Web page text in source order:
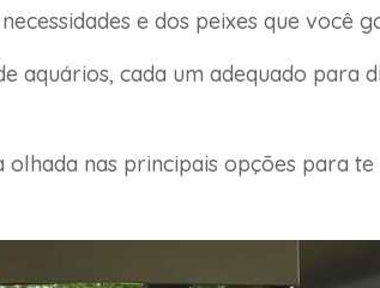
e dos peixes que você
aquários, cada um adequado para
olhada nas principais opções para